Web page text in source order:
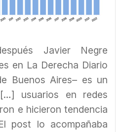
Javier Negre
en La Derecha Diario
Buenos Aires– es un
usuarios en redes
e hicieron tendencia
post lo acompañaba